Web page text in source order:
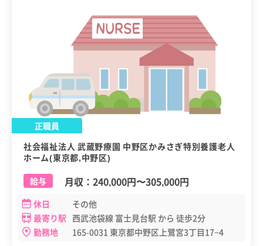
正職員
社会福祉法人 武蔵野療園 中野区かみさぎ特別養護老人
ホーム(東京都,中野区)
給与
月収： 240,000円〜305,000円
休日
その他
最寄り駅 西武池袋線 富士見台駅 から 徒歩2分
勤務地
165-0031 東京都中野区上鷺宮3丁目17−4